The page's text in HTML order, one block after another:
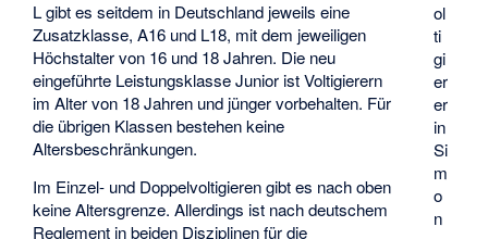
ol
ti
gi
er
er
in
Si
m
o
n
L gibt es seitdem in Deutschland jeweils eine
Zusatzklasse, A16 und L18, mit dem jeweiligen
Höchstalter von 16 und 18 Jahren. Die neu
eingeführte Leistungsklasse Junior ist Voltigierern
im Alter von 18 Jahren und jünger vorbehalten. Für
die übrigen Klassen bestehen keine
Altersbeschränkungen.
Im Einzel- und Doppelvoltigieren gibt es nach oben
keine Altersgrenze. Allerdings ist nach deutschem
Reglement in beiden Disziplinen für die